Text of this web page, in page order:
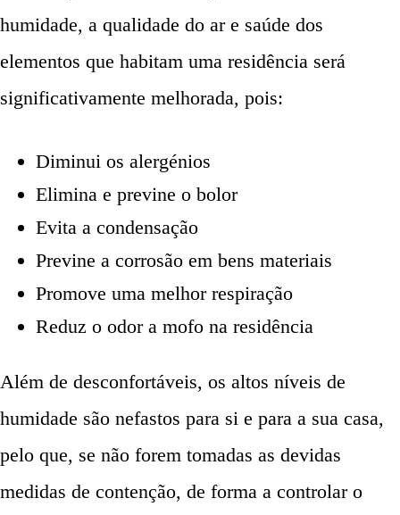
humidade, a qualidade do ar e saúde dos
elementos que habitam uma residência será
significativamente melhorada, pois:
Diminui os alergénios
Elimina e previne o bolor
Evita a condensação
Previne a corrosão em bens materiais
Promove uma melhor respiração
Reduz o odor a mofo na residência
Além de desconfortáveis, os altos níveis de
humidade são nefastos para si e para a sua casa,
pelo que, se não forem tomadas as devidas
medidas de contenção, de forma a controlar o